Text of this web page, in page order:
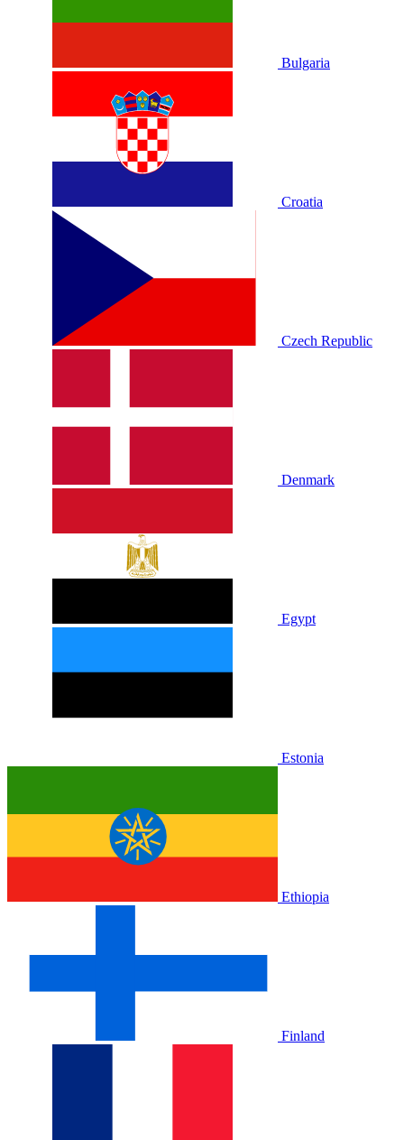
Bulgaria
Croatia
Czech Republic
Denmark
Egypt
Estonia
Ethiopia
Finland